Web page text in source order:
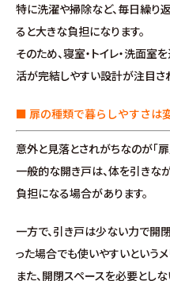
∟性能 / 高気密・高
∟性能 / 耐震・制震
∟保証・アフターフ
∟家づくりの流れ
∟自由設計・高性能
∟自由設計・高断
特に洗濯や掃除など、毎日繰り
ると大きな負担になります。
そのため、寝室・トイレ・洗面室
活が完結しやすい設計が注目さ
■ 扉の種類で暮らしやすさは
意外と見落とされがちなのが「扉
一般的な開き戸は、体を引きな
負担になる場合があります。
一方で、引き戸は少ない力で開
った場合でも使いやすいというメ
また、開閉スペースを必要とし